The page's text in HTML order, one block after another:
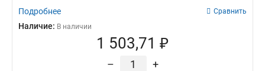
Подробнее Сравнить
Наличие: В наличии
1 503,71 ₽
– +